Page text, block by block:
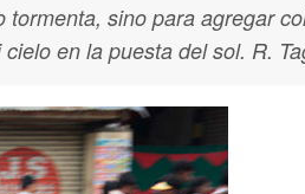
sino para agregar
cielo en la puesta del sol. R.